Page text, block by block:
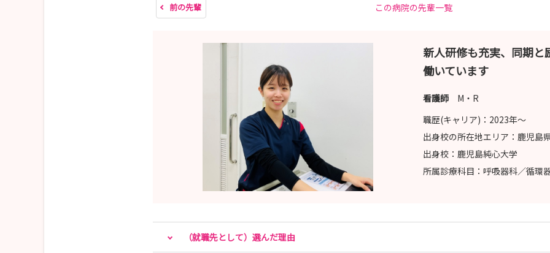
前の先輩 この病院の先輩一覧
新人研修も充実、同期と
働いています
看護師 M・R
職歴(キャリア)： 2023年〜
出身校の所在地エリア： 鹿児島
出身校： 鹿児島純心大学
所属診療科目： 呼吸器科／循環
（就職先として）選んだ理由